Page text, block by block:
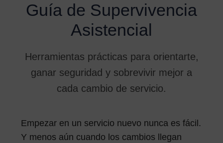
Guía de Supervivencia
Asistencial
Herramientas prácticas para orientarte,
ganar seguridad y sobrevivir mejor a
cada cambio de servicio.
Empezar en un servicio nuevo nunca es fácil.
Y menos aún cuando los cambios llegan